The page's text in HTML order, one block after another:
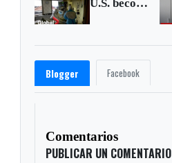
U.S. becomes global epicentre of COVID-19
Blogger Facebook
Comentarios
PUBLICAR UN COMENTARIO